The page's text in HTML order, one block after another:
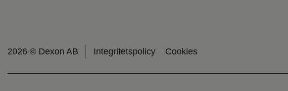
2026 © Dexon AB Integritetspolicy Cookies